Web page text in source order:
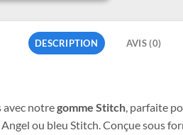
DESCRIPTION AVIS (0)
avec notregomme Stitch, parfaite
ou bleu Stitch. Conçue sous